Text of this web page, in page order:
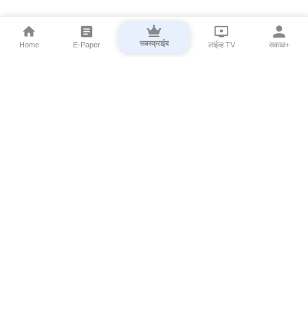
Home E-Paper सबस्क्राईब लाईव्ह TV सकाळ+